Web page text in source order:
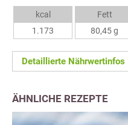
kcal
1.173
Fett
80,45 g
Detaillierte Nährwertinfos
ÄHNLICHE REZEPTE